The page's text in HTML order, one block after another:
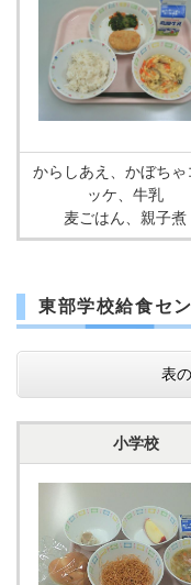
からしあえ、かぼちゃ
ッケ、牛乳
麦ごはん、親子煮
東部学校給食セ
表
小学校